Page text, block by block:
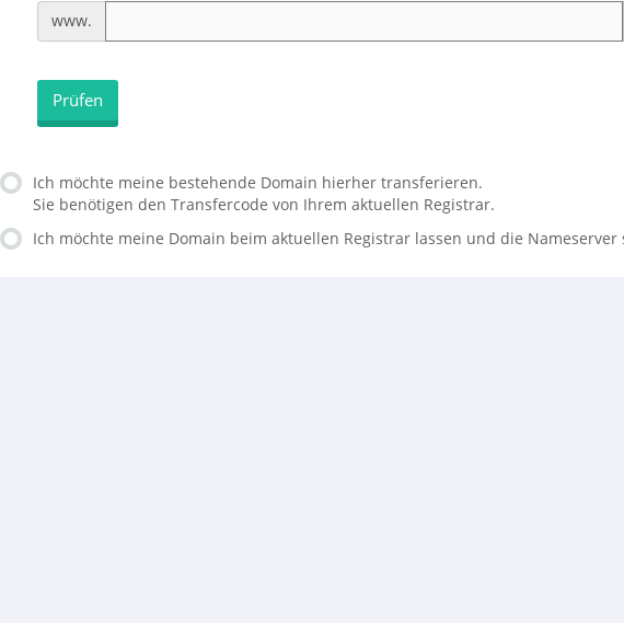
www.
Prüfen
Ich möchte meine bestehende Domain hierher transferieren.
Sie benötigen den Transfercode von Ihrem aktuellen Registrar.
Ich möchte meine Domain beim aktuellen Registrar lassen und die Nameserver